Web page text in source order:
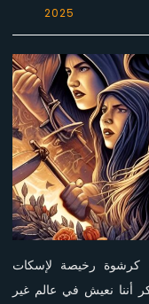
2025
كرشوة رخيصة لإسكات
أننا نعيش في عالم غير